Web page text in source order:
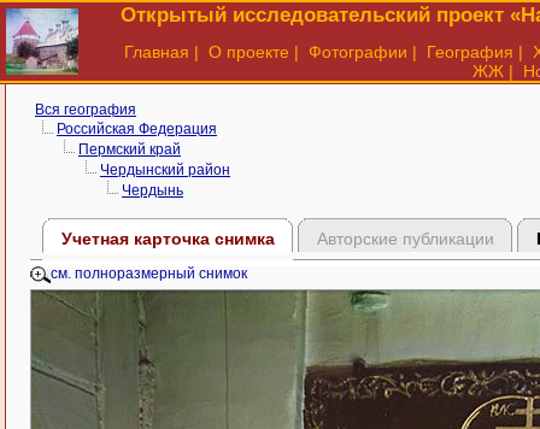
Открытый исследовательский проект
Главная | О проекте | Фотографии | География |
ЖЖ |
Вся география
Российская Федерация
Пермский край
Чердынский район
Чердынь
Учетная карточка снимка Авторские публикации
см. полноразмерный снимок